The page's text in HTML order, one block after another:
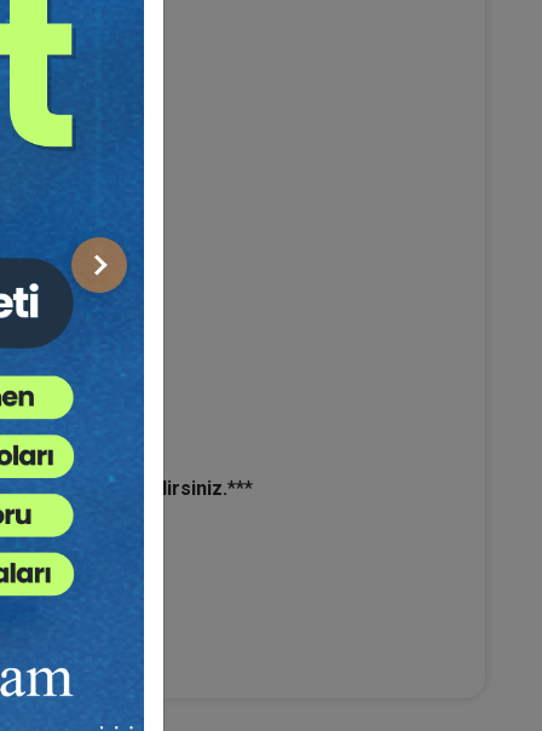
Sonraki
Yararlanabilirsiniz.***